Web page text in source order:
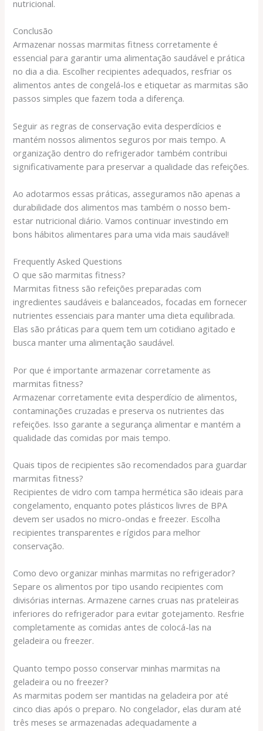
nutricional.
Conclusão
Armazenar nossas marmitas fitness corretamente é
essencial para garantir uma alimentação saudável e prática
no dia a dia. Escolher recipientes adequados, resfriar os
alimentos antes de congelá-los e etiquetar as marmitas são
passos simples que fazem toda a diferença.
Seguir as regras de conservação evita desperdícios e
mantém nossos alimentos seguros por mais tempo. A
organização dentro do refrigerador também contribui
significativamente para preservar a qualidade das refeições.
Ao adotarmos essas práticas, asseguramos não apenas a
durabilidade dos alimentos mas também o nosso bem-
estar nutricional diário. Vamos continuar investindo em
bons hábitos alimentares para uma vida mais saudável!
Frequently Asked Questions
O que são marmitas fitness?
Marmitas fitness são refeições preparadas com
ingredientes saudáveis e balanceados, focadas em fornecer
nutrientes essenciais para manter uma dieta equilibrada.
Elas são práticas para quem tem um cotidiano agitado e
busca manter uma alimentação saudável.
Por que é importante armazenar corretamente as
marmitas fitness?
Armazenar corretamente evita desperdício de alimentos,
contaminações cruzadas e preserva os nutrientes das
refeições. Isso garante a segurança alimentar e mantém a
qualidade das comidas por mais tempo.
Quais tipos de recipientes são recomendados para guardar
marmitas fitness?
Recipientes de vidro com tampa hermética são ideais para
congelamento, enquanto potes plásticos livres de BPA
devem ser usados no micro-ondas e freezer. Escolha
recipientes transparentes e rígidos para melhor
conservação.
Como devo organizar minhas marmitas no refrigerador?
Separe os alimentos por tipo usando recipientes com
divisórias internas. Armazene carnes cruas nas prateleiras
inferiores do refrigerador para evitar gotejamento. Resfrie
completamente as comidas antes de colocá-las na
geladeira ou freezer.
Quanto tempo posso conservar minhas marmitas na
geladeira ou no freezer?
As marmitas podem ser mantidas na geladeira por até
cinco dias após o preparo. No congelador, elas duram até
três meses se armazenadas adequadamente a